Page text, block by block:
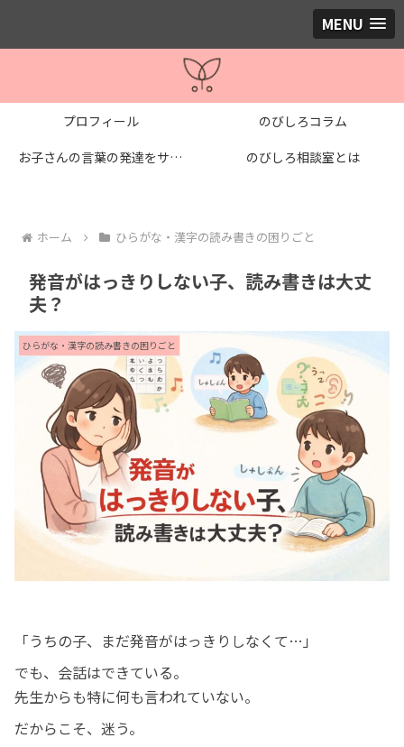
MENU
プロフィール
のびしろコラム
お子さんの言葉の発達をサポートする個別レッスン
のびしろ相談室とは
ホーム ひらがな・漢字の読み書きの困りごと
発音がはっきりしない子、読み書きは大丈
夫？
ひらがな・漢字の読み書きの困りごと
「うちの子、まだ発音がはっきりしなくて…」
でも、会話はできている。
先生からも特に何も言われていない。
だからこそ、迷う。